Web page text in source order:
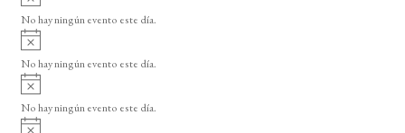
o
v
i
o
No hay ningún evento este día.
A
v
i
o
No hay ningún evento este día.
A
v
i
No hay ningún evento este día.
A